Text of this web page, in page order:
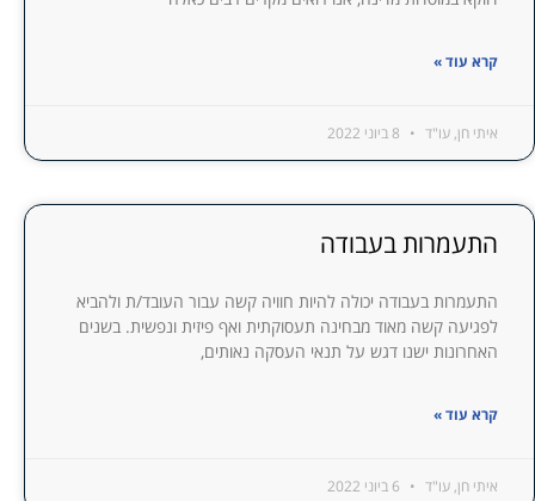
קרא עוד »
איתי חן, עו"ד
התעמרות בעבודה
התעמרות בעבודה יכולה להיות חוויה קשה עבור העובד/ת ולהביא
לפגיעה קשה מאוד מבחינה תעסוקתית ואף פיזית ונפשית. בשנים
האחרונות ישנו דגש על תנאי העסקה נאותים,
קרא עוד »
איתי חן, עו"ד